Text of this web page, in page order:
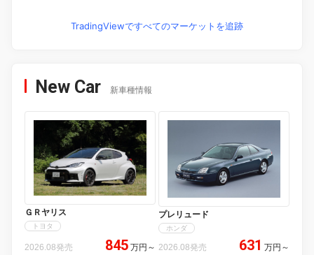
TradingViewですべてのマーケットを追跡
New Car 新車種情報
ＧＲヤリス
トヨタ
2026.08発売 845 万円 ～
プレリュード
ホンダ
2026.08発売 631 万円 ～